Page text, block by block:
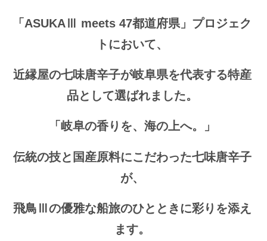
「ASUKAⅢ meets 47都道府県」プロジェク
トにおいて、
近縁屋の七味唐辛子が岐阜県を代表する特産
品として選ばれました。
「岐阜の香りを、海の上へ。」
伝統の技と国産原料にこだわった七味唐辛子
が、
飛鳥Ⅲの優雅な船旅のひとときに彩りを添え
ます。